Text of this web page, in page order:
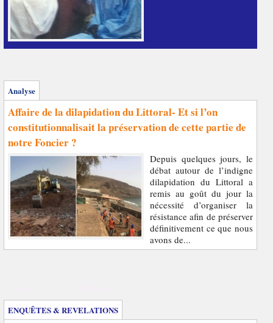
Analyse
Affaire de la dilapidation du Littoral- Et si l’on
constitutionnalisait la préservation de cette partie de
notre Foncier ?
Depuis quelques jours, le
débat autour de l’indigne
dilapidation du Littoral a
remis au goût du jour la
nécessité d’organiser la
résistance afin de préserver
définitivement ce que nous
avons de...
ENQUÊTES & REVELATIONS